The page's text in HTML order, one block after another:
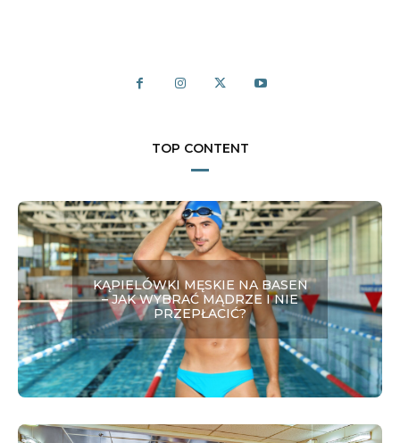
TOP CONTENT
KĄPIELÓWKI MĘSKIE NA BASEN
– JAK WYBRAĆ MĄDRZE I NIE
PRZEPŁACIĆ?